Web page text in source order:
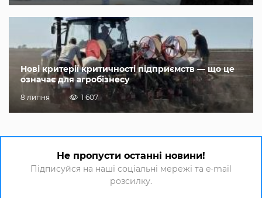
Нові критерії критичності підприємств — що це
означає для агробізнесу
8 липня 1 607
Не пропусти останні новини!
Підписуйся на наші соціальні мережі та e-mail
розсилку.